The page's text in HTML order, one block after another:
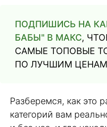
ПОДПИШИСЬ НА
БАБЫ" В МАКС,
САМЫЕ ТОПОВЫЕ
ПО ЛУЧШИМ ЦЕНАМ
Разберемся, как это
категорий вам